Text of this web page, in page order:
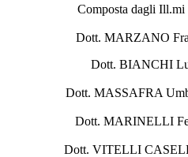
Composta dagli
Dott. MARZANO
Dott. BIANCHI
Dott. MASSAFRA
Dott. MARINELLI
Dott. VITELLI